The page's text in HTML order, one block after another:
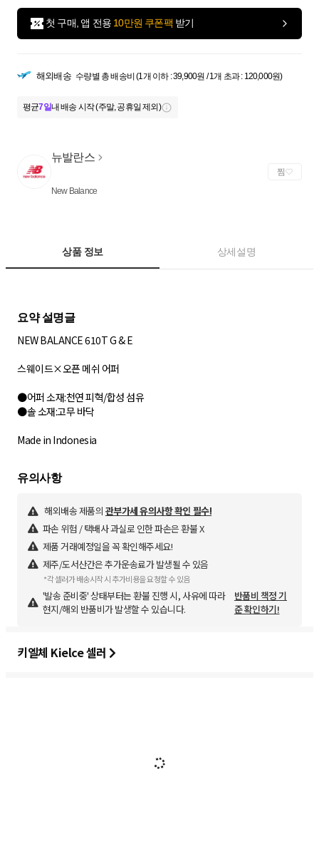
첫 구매, 앱 전용 10만원 쿠폰팩 받기
해외배송 수량별 총 배송비 (1개 이하 : 39,900원 / 1개 초과 : 120,000원)
평균7일내 배송 시작 (주말, 공휴일 제외)
뉴발란스
New Balance
찜
상품 정보 상세설명
요약 설명글
NEW BALANCE 610T G & E
스웨이드×오픈 메쉬 어퍼
●어퍼 소재:천연 피혁/합성 섬유
●솔 소재:고무 바닥
Made in Indonesia
유의사항
해외배송 제품의 관부가세 유의사항 확인 필수!
파손 위험 / 택배사 과실로 인한 파손은 환불 X
제품 거래예정일을 꼭 확인해주세요!
제주/도서산간은 추가운송료가 발생될 수 있음
*각 셀러가 배송시작 시 추가비용을 요청할 수 있음
'발송 준비중' 상태부터는 환불 진행 시, 사유에 따라
현지/해외 반품비가 발생할 수 있습니다.
반품비 책정 기
준 확인하기!
키엘체 Kielce 셀러